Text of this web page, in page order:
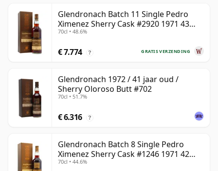
Glendronach Batch 11 Single Pedro
Ximenez Sherry Cask #2920 1971 43
jaar oud
70cl • 48.6%
GRATIS VERZENDING
€ 7.774 ?
Glendronach 1972 / 41 jaar oud /
Sherry Oloroso Butt #702
70cl • 51.7%
€ 6.316 ?
Glendronach Batch 8 Single Pedro
Ximenez Sherry Cask #1246 1971 42
jaar oud
70cl • 44.6%